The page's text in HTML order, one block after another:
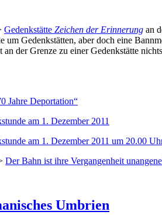
Gedenkstätte Zeichen der Erinnerung an
Gedenkstätten, aber doch eine
an der Grenze zu einer Gedenkstätte
Jahre Deportation“
am 1. Dezember 2011
am 1. Dezember 2011 um 20.00
Der Bahn ist ihre Vergangenheit
Umbrien